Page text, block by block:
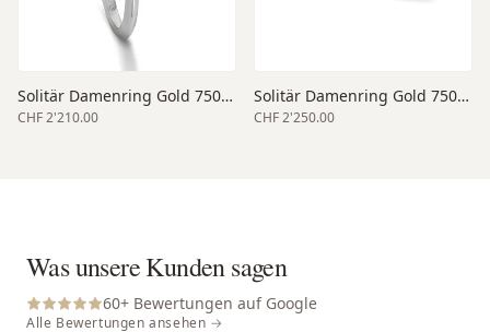
Solitär Damenring Gold 750 weiss
CHF 2'210.00
Solitär Damenring Gold 750 weiss
CHF 2'250.00
Was unsere Kunden sagen
60+ Bewertungen auf Google
Alle Bewertungen ansehen →